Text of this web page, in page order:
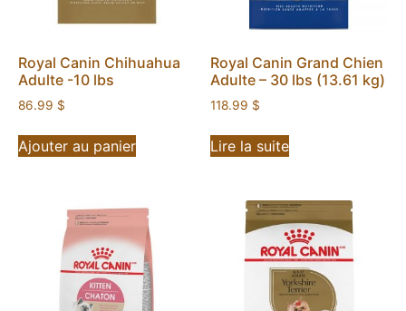
Royal Canin Chihuahua
Adulte -10 lbs
86.99 $
Ajouter au panier
Royal Canin Grand Chien
Adulte – 30 lbs (13.61 kg)
118.99 $
Lire la suite